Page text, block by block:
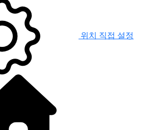
위치 직접 설정